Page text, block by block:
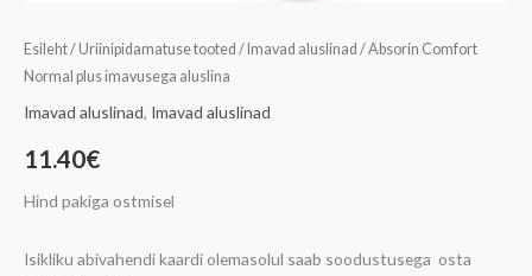
Esileht/ Uriinipidamatuse tooted / Imavad aluslinad / Absorin Comfort
Normal plus imavusega aluslina
Imavad aluslinad, Imavad aluslinad
11.40€
Hind pakiga ostmisel
Isikliku abivahendi kaardi olemasolul saab soodustusega osta